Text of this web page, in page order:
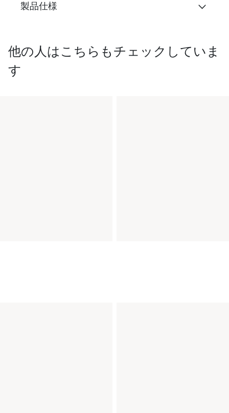
製品仕様
他の人はこちらもチェックしていま
す